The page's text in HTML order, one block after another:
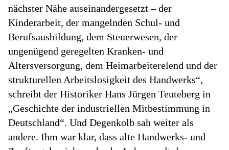
nächster Nähe auseinandergesetzt – der
Kinderarbeit, der mangelnden Schul- und
Berufsausbildung, dem Steuerwesen, der
ungenügend geregelten Kranken- und
Altersversorgung, dem Heimarbeiterelend und der
strukturellen Arbeitslosigkeit des Handwerks“,
schreibt der Historiker Hans Jürgen Teuteberg in
„Geschichte der industriellen Mitbestimmung in
Deutschland“. Und Degenkolb sah weiter als
andere. Ihm war klar, dass alte Handwerks- und